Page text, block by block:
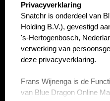
select language
Privacyverklaring
Snatchr is onderdeel van
Holding B.V.), gevestigd
's-Hertogenbosch,
verwerking van
deze privacyverklaring.
Frans Wijnenga is de
van Blue Dragon Online